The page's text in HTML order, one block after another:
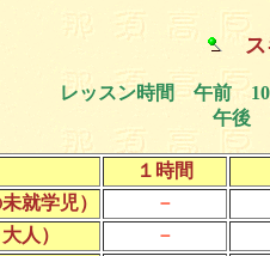
ス
レッスン時間 午前
午後 13:00～
１時間
就学児）
－
人）
－